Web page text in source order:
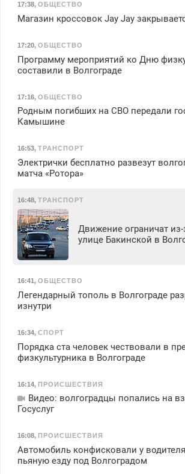
17:38, ОБЩЕСТВО
Магазин кроссовок Jay Jay
17:20, ОБЩЕСТВО
Программу мероприятий ко Дню
составили в Волгограде
17:16, ОБЩЕСТВО
Родным погибших на СВО передали
Камышине
16:53, ТРАНСПОРТ
Электрички бесплатно развезут
матча «Ротора»
16:48, ТРАНСПОРТ
Движение ограничат из-
улице Бакинской в
16:41 , ОБЩЕСТВО
Легендарный тополь в Волгограде
изнутри
16:34, СПОРТ
Порядка ста человек чествовали в
физкультурника в Волгограде
16:14, ПРОИСШЕСТВИЯ
Видео: волгоградцы попались на
Госуслуг
16:08, ПРОИСШЕСТВИЯ
Автомобиль конфисковали у
пьяную езду под Волгоградом